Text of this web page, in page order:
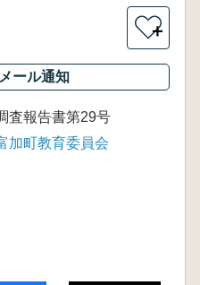
＋
ール通知
査報告書第29号
加町教育委員会